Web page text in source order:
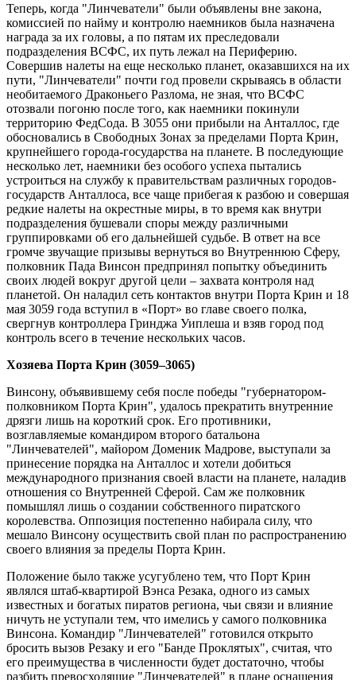
Теперь, когда "Линчеватели" были объявлены вне закона,
комиссией по найму и контролю наемников была назначена
награда за их головы, а по пятам их преследовали
подразделения ВСФС, их путь лежал на Периферию.
Совершив налеты на еще несколько планет, оказавшихся на их
пути, "Линчеватели" почти год провели скрываясь в области
необитаемого Драконьего Разлома, не зная, что ВСФС
отозвали погоню после того, как наемники покинули
территорию ФедСода. В 3055 они прибыли на Анталлос, где
обосновались в Свободных Зонах за пределами Порта Крин,
крупнейшего города-государства на планете. В последующие
несколько лет, наемники без особого успеха пытались
устроиться на службу к правительствам различных городов-
государств Анталлоса, все чаще прибегая к разбою и совершая
редкие налеты на окрестные миры, в то время как внутри
подразделения бушевали споры между различными
группировками об его дальнейшей судьбе. В ответ на все
громче звучащие призывы вернуться во Внутреннюю Сферу,
полковник Пада Винсон предпринял попытку объединить
своих людей вокруг другой цели – захвата контроля над
планетой. Он наладил сеть контактов внутри Порта Крин и 18
мая 3059 года вступил в «Порт» во главе своего полка,
свергнув контроллера Гринджа Уиплеша и взяв город под
контроль всего в течение нескольких часов.
Хозяева Порта Крин (3059–3065)
Винсону, объявившему себя после победы "губернатором-
полковником Порта Крин", удалось прекратить внутренние
дрязги лишь на короткий срок. Его противники,
возглавляемые командиром второго батальона
"Линчевателей", майором Доменик Мадрове, выступали за
принесение порядка на Анталлос и хотели добиться
международного признания своей власти на планете, наладив
отношения со Внутренней Сферой. Сам же полковник
помышлял лишь о создании собственного пиратского
королевства. Оппозиция постепенно набирала силу, что
мешало Винсону осуществить свой план по распространению
своего влияния за пределы Порта Крин.
Положение было также усугублено тем, что Порт Крин
являлся штаб-квартирой Вэнса Резака, одного из самых
известных и богатых пиратов региона, чьи связи и влияние
ничуть не уступали тем, что имелись у самого полковника
Винсона. Командир "Линчевателей" готовился открыто
бросить вызов Резаку и его "Банде Проклятых", считая, что
его преимущества в численности будет достаточно, чтобы
разбить превосходящие "Линчевателей" в плане оснащения